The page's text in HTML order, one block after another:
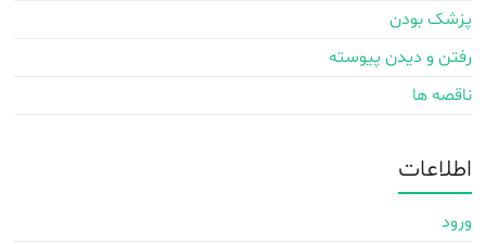
پزشک بودن
رفتن و دیدن پیوسته
ناقصه ها
اطلاعات
ورود